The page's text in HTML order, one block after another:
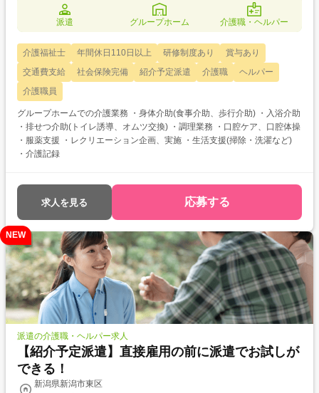
派遣 グループホーム 介護職・ヘルパー
介護福祉士 年間休日110日以上 研修制度あり
賞与あり
交通費支給
社会保険完備 紹介予定派遣 介護職
ヘルパー
介護職員
グループホームでの介護業務 ・身体介助(食事介助、歩行介助) ・入浴介助
・排せつ介助(トイレ誘導、オムツ交換) ・調理業務 ・口腔ケア、口腔体操
・服薬支援 ・レクリエーション企画、実施 ・生活支援(掃除・洗濯など)
・介護記録
求人を見る 応募する
NEW
派遣の介護職・ヘルパー求人
【紹介予定派遣】直接雇用の前に派遣でお試しが
できる！
新潟県新潟市東区